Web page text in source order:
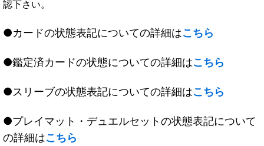
認下さい。
●カードの状態表記についての詳細はこちら
●鑑定済カードの状態についての詳細はこちら
●スリーブの状態表記についての詳細はこちら
●プレイマット・デュエルセットの状態表記について
の詳細はこちら